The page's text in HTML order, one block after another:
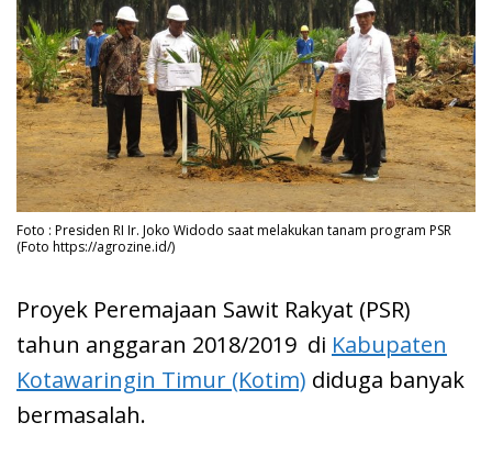
Foto : Presiden RI Ir. Joko Widodo saat melakukan tanam program PSR
(Foto https://agrozine.id/)
Proyek Peremajaan Sawit Rakyat (PSR)
tahun anggaran 2018/2019 di Kabupaten
Kotawaringin Timur (Kotim) diduga banyak
bermasalah.